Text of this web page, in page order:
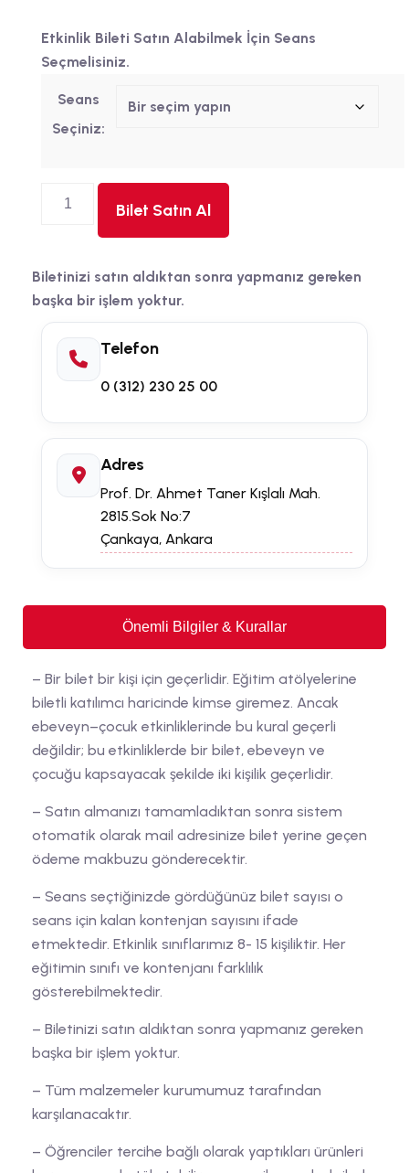
Etkinlik Bileti Satın Alabilmek İçin Seans
Seçmelisiniz.
Seans
Seçiniz:
Bilet Satın Al
Biletinizi satın aldıktan sonra yapmanız gereken
başka bir işlem yoktur.
Telefon
0 (312) 230 25 00
Adres
Prof. Dr. Ahmet Taner Kışlalı Mah.
2815.Sok No:7
Çankaya, Ankara
Önemli Bilgiler & Kurallar
– Bir bilet bir kişi için geçerlidir. Eğitim atölyelerine
biletli katılımcı haricinde kimse giremez. Ancak
ebeveyn–çocuk etkinliklerinde bu kural geçerli
değildir; bu etkinliklerde bir bilet, ebeveyn ve
çocuğu kapsayacak şekilde iki kişilik geçerlidir.
– Satın almanızı tamamladıktan sonra sistem
otomatik olarak mail adresinize bilet yerine geçen
ödeme makbuzu gönderecektir.
– Seans seçtiğinizde gördüğünüz bilet sayısı o
seans için kalan kontenjan sayısını ifade
etmektedir. Etkinlik sınıflarımız 8- 15 kişiliktir. Her
eğitimin sınıfı ve kontenjanı farklılık
gösterebilmektedir.
– Biletinizi satın aldıktan sonra yapmanız gereken
başka bir işlem yoktur.
– Tüm malzemeler kurumumuz tarafından
karşılanacaktır.
– Öğrenciler tercihe bağlı olarak yaptıkları ürünleri